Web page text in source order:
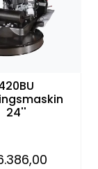
24''